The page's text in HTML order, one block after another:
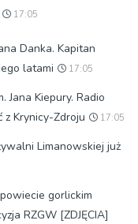
17:05
Danka. Kapitan
latami
17:05
Jana Kiepury. Radio
z Krynicy-Zdroju
17:05
Limanowskiej już
gorlickim
RZGW [ZDJĘCIA]